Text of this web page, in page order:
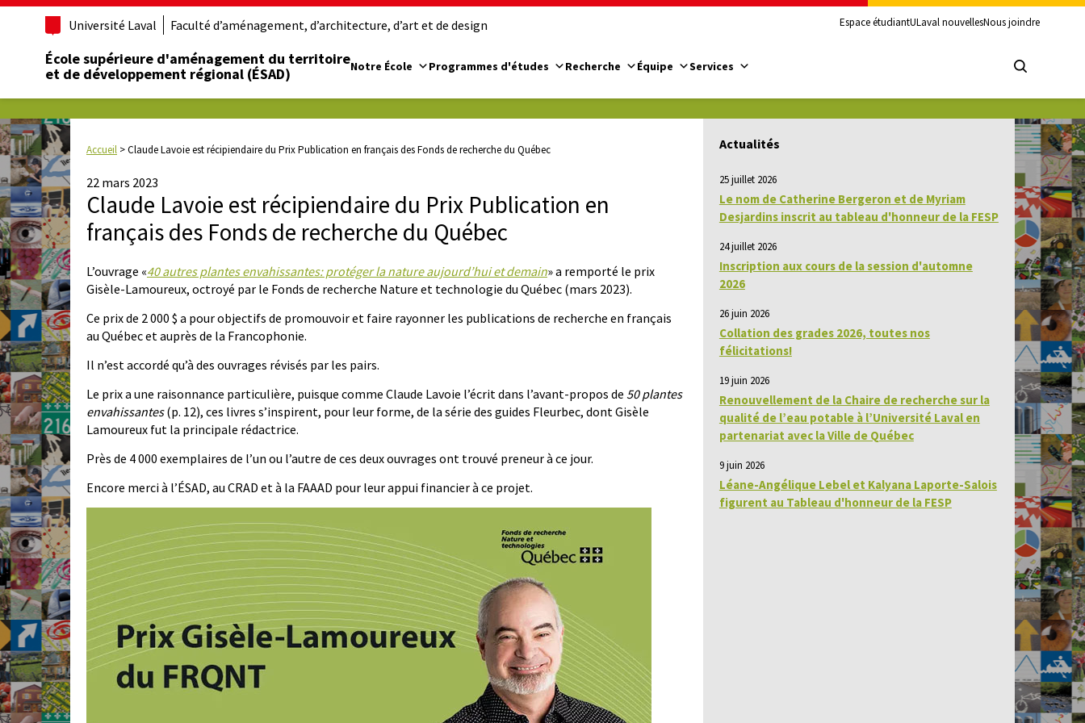
Université Laval Faculté d’aménagement, d’architecture, d’art et de design Espace étudiantULaval nouvellesNous joindre
École supérieure d'aménagement du territoire
et de développement régional (ÉSAD)
Notre École Programmes d'études Recherche Équipe Services
Accueil >Claude Lavoie est récipiendaire du Prix Publication en français des Fonds de recherche du Québec
22 mars 2023
Claude Lavoie est récipiendaire du Prix Publication en
français des Fonds de recherche du Québec
L’ouvrage «40 autres plantes envahissantes: protéger la nature aujourd’hui et demain» a remporté le prix
Gisèle-Lamoureux, octroyé par le Fonds de recherche Nature et technologie du Québec (mars 2023).
Ce prix de 2 000 $ a pour objectifs de promouvoir et faire rayonner les publications de recherche en français
au Québec et auprès de la Francophonie.
Il n’est accordé qu’à des ouvrages révisés par les pairs.
Le prix a une raisonnance particulière, puisque comme Claude Lavoie l’écrit dans l’avant-propos de 50 plantes
envahissantes(p. 12), ces livres s’inspirent, pour leur forme, de la série des guides Fleurbec, dont Gisèle
Lamoureux fut la principale rédactrice.
Près de 4 000 exemplaires de l’un ou l’autre de ces deux ouvrages ont trouvé preneur à ce jour.
Encore merci à l’ÉSAD, au CRAD et à la FAAAD pour leur appui financier à ce projet.
Actualités
25 juillet 2026
Le nom de Catherine Bergeron et de Myriam
Desjardins inscrit au tableau d'honneur de la FESP
24 juillet 2026
Inscription aux cours de la session d'automne
2026
26 juin 2026
Collation des grades 2026, toutes nos
félicitations!
19 juin 2026
Renouvellement de la Chaire de recherche sur la
qualité de l’eau potable à l’Université Laval en
partenariat avec la Ville de Québec
9 juin 2026
Léane-Angélique Lebel et Kalyana Laporte-Salois
figurent au Tableau d'honneur de la FESP